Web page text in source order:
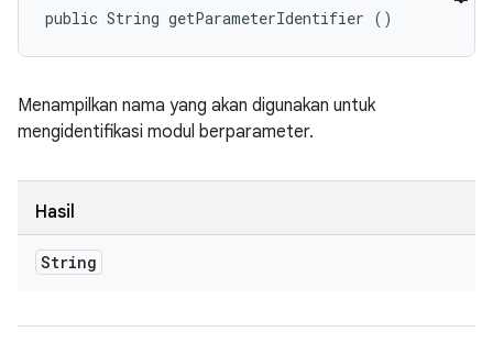
public String getParameterIdentifier ()
Menampilkan nama yang akan digunakan untuk
mengidentifikasi modul berparameter.
Hasil
String